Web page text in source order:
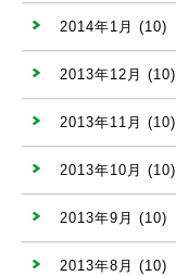
2014年1月 (10)
2013年12月 (10)
2013年11月 (10)
2013年10月 (10)
2013年9月 (10)
2013年8月 (10)